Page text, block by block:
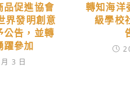
品促進協會
界發明創意
公告，並轉
躍參加
3 日
轉知海洋
級學校